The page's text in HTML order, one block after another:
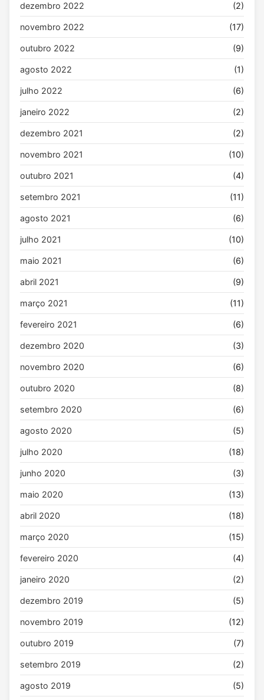
dezembro 2022 (2)
novembro 2022 (17)
outubro 2022 (9)
agosto 2022 (1)
julho 2022 (6)
janeiro 2022 (2)
dezembro 2021 (2)
novembro 2021 (10)
outubro 2021 (4)
setembro 2021 (11)
agosto 2021 (6)
julho 2021 (10)
maio 2021 (6)
abril 2021 (9)
março 2021 (11)
fevereiro 2021 (6)
dezembro 2020 (3)
novembro 2020 (6)
outubro 2020 (8)
setembro 2020 (6)
agosto 2020 (5)
julho 2020 (18)
junho 2020 (3)
maio 2020 (13)
abril 2020 (18)
março 2020 (15)
fevereiro 2020 (4)
janeiro 2020 (2)
dezembro 2019 (5)
novembro 2019 (12)
outubro 2019 (7)
setembro 2019 (2)
agosto 2019 (5)